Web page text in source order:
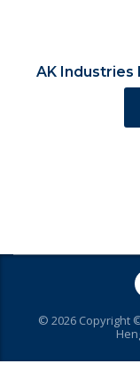
AK Industries
© 2026 Copyright